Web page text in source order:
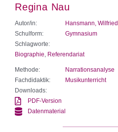
Regina Nau
Autor/in:
Hansmann, Wilfried
Schulform:
Gymnasium
Schlagworte:
Biographie Referendariat
Methode:
Narrationsanalyse
Fachdidaktik:
Musikunterricht
Downloads:
PDF-Version
Datenmaterial